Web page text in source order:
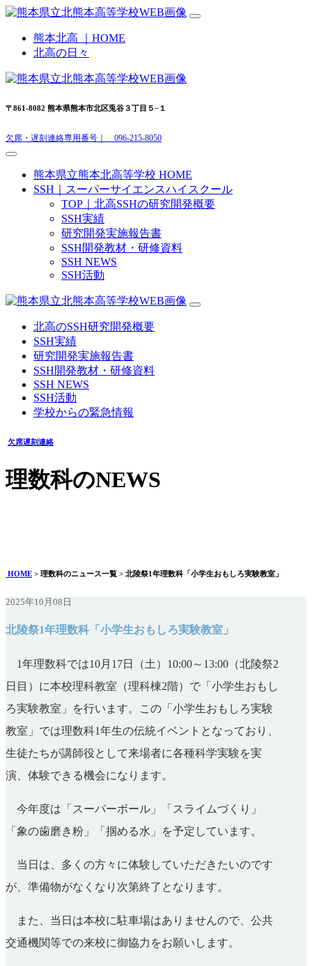
熊本北高 ｜HOME
北高の日々
〒861-8082 熊本県熊本市北区兎谷３丁目５−１
欠席・遅刻連絡専用番号｜ 096-215-8050
熊本県立熊本北高等学校 HOME
SSH｜スーパーサイエンスハイスクール
TOP｜北高SSHの研究開発概要
SSH実績
研究開発実施報告書
SSH開発教材・研修資料
SSH NEWS
SSH活動
北高のSSH研究開発概要
SSH実績
研究開発実施報告書
SSH開発教材・研修資料
SSH NEWS
SSH活動
学校からの緊急情報
欠席遅刻連絡
理数科のNEWS
HOME > 理数科のニュース一覧 > 北陵祭1年理数科「小学生おもしろ実験教室」
2025年10月08日
北陵祭1年理数科「小学生おもしろ実験教室」
1年理数科では10月17日（土）10:00～13:00（北陵祭2
日目）に本校理科教室（理科棟2階）で「小学生おもし
ろ実験教室」を行います。この「小学生おもしろ実験
教室」では理数科1年生の伝統イベントとなっており、
生徒たちが講師役として来場者に各種科学実験を実
演、体験できる機会になります。
今年度は「スーパーボール」「スライムづくり」
「象の歯磨き粉」「掴める水」を予定しています。
当日は、多くの方々に体験していただきたいのです
が、準備物がなくなり次第終了となります。
また、当日は本校に駐車場はありませんので、公共
交通機関等での来校に御協力をお願いします。